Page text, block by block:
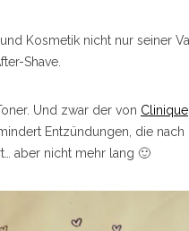
Kosmetik nicht nur seiner
Shave.
Und zwar der von Clinique
Entzündungen, die nach
aber nicht mehr lang 🙂